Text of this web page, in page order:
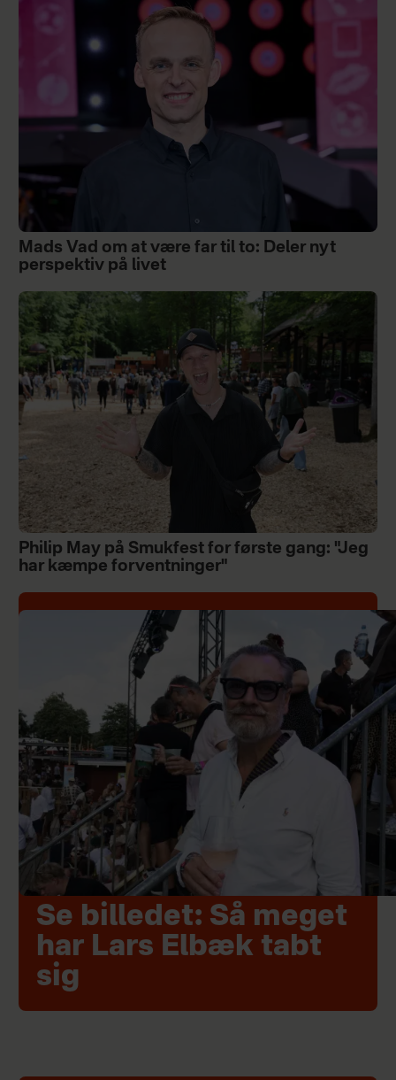
Mads Vad om at være far til to: Deler nyt
perspektiv på livet
Philip May på Smukfest for første gang: "Jeg
har kæmpe forventninger"
Se billedet: Så meget
har Lars Elbæk tabt
sig